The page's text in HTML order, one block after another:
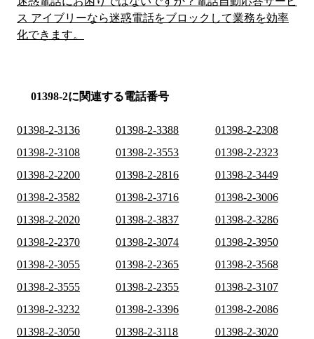
ス アイブリーなら迷惑電話をブロックして業務を効率
化できます。
01398-2に関連する電話番号
01398-2-3136 01398-2-3388
01398-2-2308
01398-2-3108
01398-2-3553
01398-2-2323
01398-2-2200
01398-2-2816
01398-2-3449
01398-2-3582
01398-2-3716
01398-2-3006
01398-2-2020
01398-2-3837
01398-2-3286
01398-2-2370
01398-2-3074
01398-2-3950
01398-2-3055
01398-2-2365
01398-2-3568
01398-2-3555
01398-2-2355
01398-2-3107
01398-2-3232
01398-2-3396
01398-2-2086
01398-2-3050
01398-2-3118
01398-2-3020